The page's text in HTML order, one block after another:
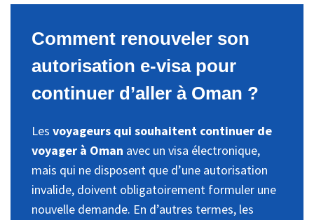
Comment renouveler son
autorisation e-visa pour
continuer d’aller à Oman ?
Les voyageurs qui souhaitent continuer de
voyager à Oman avec un visa électronique,
mais qui ne disposent que d’une autorisation
invalide, doivent obligatoirement formuler une
nouvelle demande. En d’autres termes, les